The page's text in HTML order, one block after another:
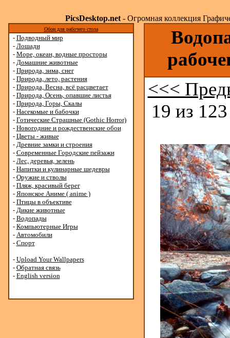
PicsDesktop.net- Огромная коллекция
Обои для рабочего стола
- Подводный мир
- Лошади
- Море, океан, водные просторы
- Домашние животные
- Природа, зима, снег
- Природа, лето, растения
- Природа, Весна, всё расцветает
- Природа, Осень, опавшие листья
- Природа, Горы, Скалы
- Насекомые и бабочки
- Готические Страшные (Gothic Horror)
- Новогодние и рождественские обои
- Цветы - живые
- Древние замки и строения
- Современные Городские пейзажи
- Лес, деревья, зелень
- Напитки и кулинарные шедевры
- Оружие и стволы
- Пляж, красивый берег
- Японское Аниме ( anime )
- Птицы в объективе
- Дикие животные
- Водопады
- Компьютерные Игры
- Автомобили
- Спорт
- Upload Your Wallpapers
- Обратная связь
- English version
<<<
19 из